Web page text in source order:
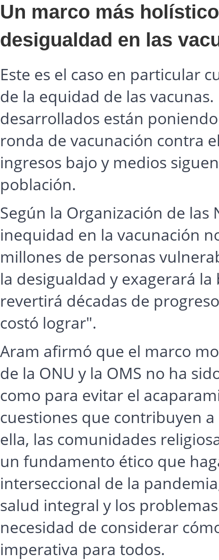
Un marco más
desigualdad en las
Este es el caso en particular
de la equidad de las
desarrollados están
ronda de vacunación contra
ingresos bajo y medios
población.
Según la Organización de las
inequidad en la vacunación
millones de personas
la desigualdad y exagerará
revertirá décadas de
costó lograr".
Aram afirmó que el marco
de la ONU y la OMS no ha
como para evitar el
cuestiones que contribuyen
ella, las comunidades
un fundamento ético que
interseccional de la
salud integral y los
necesidad de considerar
imperativa para todos.